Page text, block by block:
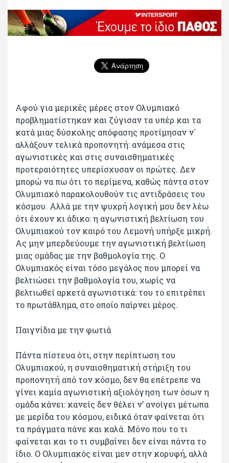
Αφού για μερικές μέρες στον Ολυμπιακό
προβληματίστηκαν και ζύγισαν τα υπέρ και τα
κατά μιας δύσκολης απόφασης προτίμησαν ν΄
αλλάξουν τελικά προπονητή: ανάμεσα στις
αγωνιστικές και στις συναισθηματικές
προτεραιότητες υπερίσχυσαν οι πρώτες. Δεν
μπορώ να πω ότι το περίμενα, καθώς πάντα στον
Ολυμπιακό παρακολουθούν τις αντιδράσεις του
κόσμου. Αλλά με την ψυχρή λογική μου δεν λέω
ότι έχουν κι άδικο: η αγωνιστική βελτίωση του
Ολυμπιακού τον καιρό του Λεμονή υπήρξε μικρή.
Ας μην μπερδεύουμε την αγωνιστική βελτίωση
μιας ομάδας με την βαθμολογία της. Ο
Ολυμπιακός είναι τόσο μεγάλος που μπορεί να
βελτιώσει την βαθμολογία του, χωρίς να
βελτιωθεί αρκετά αγωνιστικά: του το επιτρέπει
το πρωτάθλημα, στο οποίο παίρνει μέρος.
Παιγνίδια με την φωτιά
Πάντα πίστευα ότι, στην περίπτωση του
Ολυμπιακού, η συναισθηματική στήριξη του
προπονητή από τον κόσμο, δεν θα επέτρεπε να
γίνει καμία αγωνιστική αξιολόγηση των όσων η
ομάδα κάνει: κανείς δεν θέλει ν’ ανοίγει μέτωπα
με μερίδα του κόσμου, ειδικά όταν φαίνεται ότι
τα πράγματα πάνε και καλά. Μόνο που το τι
φαίνεται και το τι συμβαίνει δεν είναι πάντα το
ίδιο. Ο Ολυμπιακός είναι μεν στην κορυφή, αλλά